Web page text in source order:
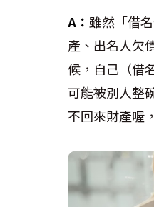
A： 雖然「借
產、出名人欠
候，自己（借
可能被別人整
不回來財產喔